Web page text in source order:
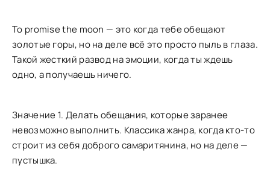
To promise the moon — это когда тебе обещают
золотые горы, но на деле всё это просто пыль в глаза.
Такой жесткий развод на эмоции, когда ты ждешь
одно, а получаешь ничего.
Значение 1. Делать обещания, которые заранее
невозможно выполнить. Классика жанра, когда кто-то
строит из себя доброго самаритянина, но на деле —
пустышка.